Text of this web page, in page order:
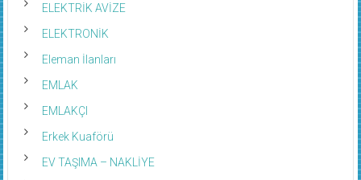
ELEKTRİK AVİZE
ELEKTRONİK
Eleman İlanları
EMLAK
EMLAKÇI
Erkek Kuaförü
EV TAŞIMA – NAKLİYE